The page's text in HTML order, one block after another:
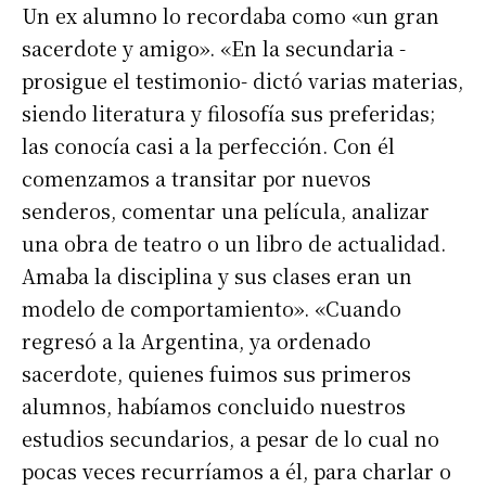
Un ex alumno lo recordaba como «un gran
sacerdote y amigo». «En la secundaria -
prosigue el testimonio- dictó varias materias,
siendo literatura y filosofía sus preferidas;
las conocía casi a la perfección. Con él
comenzamos a transitar por nuevos
senderos, comentar una película, analizar
una obra de teatro o un libro de actualidad.
Amaba la disciplina y sus clases eran un
modelo de comportamiento». «Cuando
regresó a la Argentina, ya ordenado
sacerdote, quienes fuimos sus primeros
alumnos, habíamos concluido nuestros
estudios secundarios, a pesar de lo cual no
pocas veces recurríamos a él, para charlar o